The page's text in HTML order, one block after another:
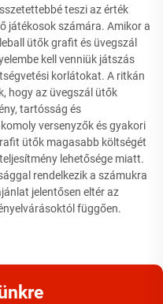
teszi az érték
játékosok számára. Amikor a
ütők grafit és üvegszál
kell venniük játszás
korlátokat. A ritkán
hogy az üvegszál ütők
tartósság és
versenyzők és gyakori
ütők magasabb költségét
lehetősége miatt.
rendelkezik a számukra
jelentősen eltér az
függően.